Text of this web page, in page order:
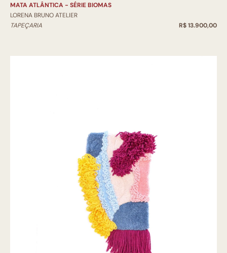
MATA ATLÂNTICA - SÉRIE BIOMAS
LORENA BRUNO ATELIER
TAPEÇARIA
R$ 13.900,00